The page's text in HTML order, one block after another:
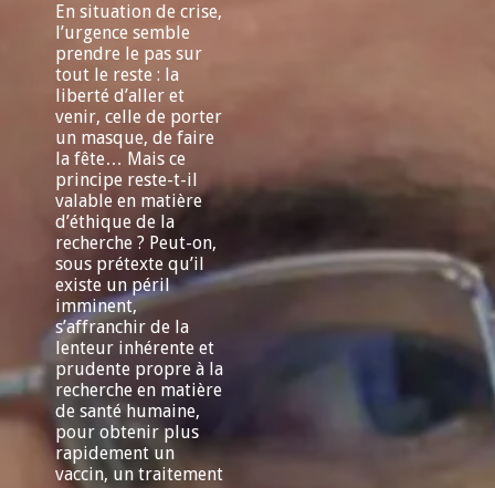
En situation de crise,
l’urgence semble
prendre le pas sur
tout le reste : la
liberté d’aller et
venir, celle de porter
un masque, de faire
la fête… Mais ce
principe reste-t-il
valable en matière
d’éthique de la
recherche ? Peut-on,
sous prétexte qu’il
existe un péril
imminent,
s’affranchir de la
lenteur inhérente et
prudente propre à la
recherche en matière
de santé humaine,
pour obtenir plus
rapidement un
vaccin, un traitement